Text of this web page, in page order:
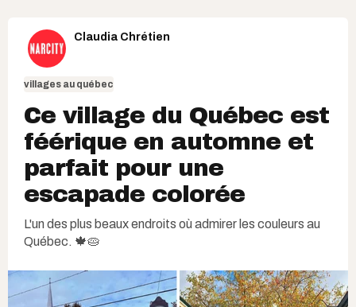
Claudia Chrétien
villages au québec
Ce village du Québec est
féérique en automne et
parfait pour une
escapade colorée
L'un des plus beaux endroits où admirer les couleurs au
Québec. 🍁🥧